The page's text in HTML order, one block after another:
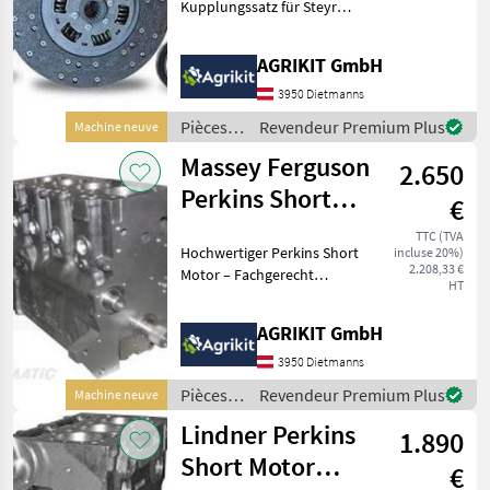
Machine neuve
Kupplungssatz für Steyr
Kupplungssatz eignet sich
ideal für die fachgerechte
Reparatur oder
Instandsetzung d
AGRIKIT GmbH
3950 Dietmanns
Pièces
de
réparation
et pièces
de
/ Steyr
Revendeur Premium Plus
Machine neuve
Massey Ferguson
Perkins Short
AT4.236 & A4.248
2.650
€
TTC (TVA
incluse 20%)
2.208,33 €
HT
Hochwertiger Perkins Short
Motor – Fachgerecht
Perkins Short Motor ist die
ideale Lösung für eine
professionelle
Motorinstand
AGRIKIT GmbH
3950 Dietmanns
Pièces
de
réparation
et pièces
de
Revendeur Premium Plus
Lindner Perkins
Short Motor
1.890
€